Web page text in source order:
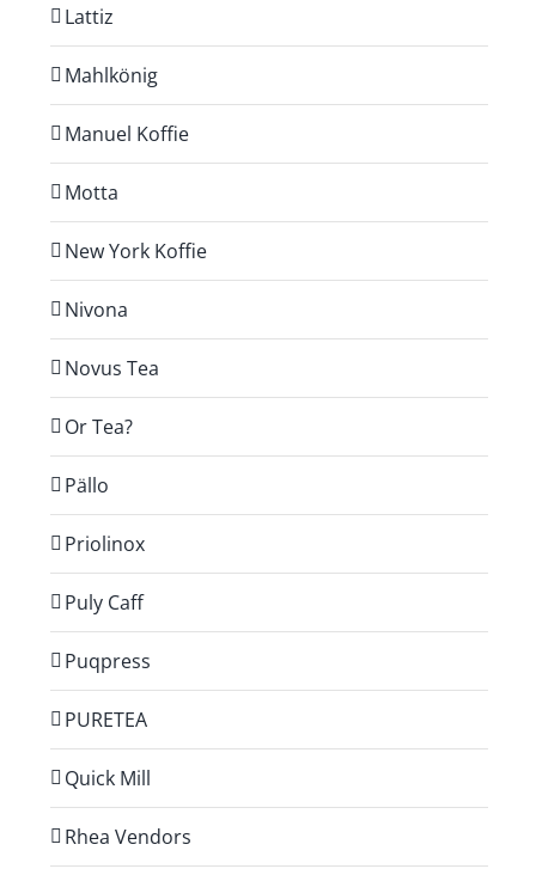
Lattiz
Mahlkönig
Manuel Koffie
Motta
New York Koffie
Nivona
Novus Tea
Or Tea?
Pällo
Priolinox
Puly Caff
Puqpress
PURETEA
Quick Mill
Rhea Vendors